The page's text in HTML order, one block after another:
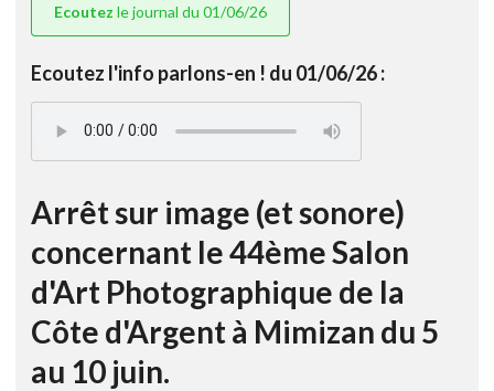
Ecoutez le journal du 01/06/26
Ecoutez l'info parlons-en ! du 01/06/26 :
Arrêt sur image (et sonore)
concernant le 44ème Salon
d'Art Photographique de la
Côte d'Argent à Mimizan du 5
au 10 juin.